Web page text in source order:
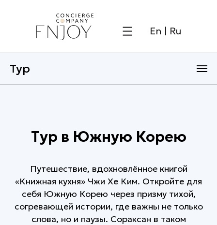
En | Ru
Тур
Тур в Южную Корею
Путешествие, вдохновлённое книгой
«Книжная кухня» Чжи Хе Ким. Откройте для
себя Южную Корею через призму тихой,
согревающей истории, где важны не только
слова, но и паузы. Сораксан в таком